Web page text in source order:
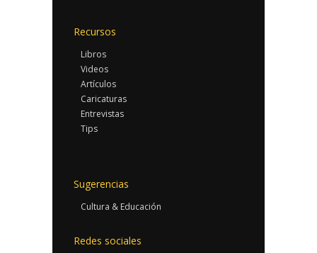
Recursos
Libros
Videos
Artículos
Caricaturas
Entrevistas
Tips
Sugerencias
Cultura & Educación
Redes sociales